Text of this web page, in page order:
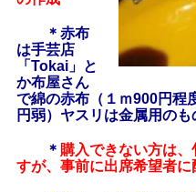
＊赤布
は手芸店
「Tokai」と
か布屋さん
で綿の赤布（１ｍ900円程
円弱）ヤスリは金属用の
＊ 購入できない方は
すが、事前に出席希望者に